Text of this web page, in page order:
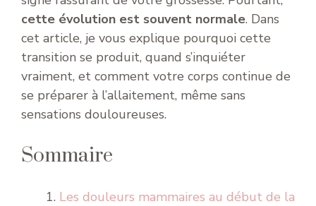
cette évolution est souvent normale. Dans
cet article, je vous explique pourquoi cette
transition se produit, quand s’inquiéter
vraiment, et comment votre corps continue de
se préparer à l’allaitement, même sans
sensations douloureuses.
Sommaire
Les douleurs mammaires au début de la